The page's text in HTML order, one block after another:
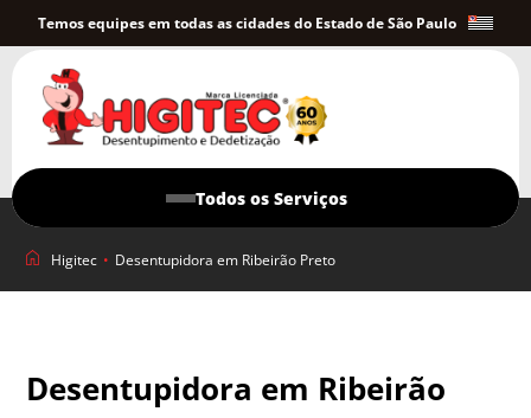
Higitec • Desentupidora em Ribeirão Preto
Desentupidora em Ribeirão
Temos equipes em todas as cidades do Estado de São Paulo
Todos os Serviços